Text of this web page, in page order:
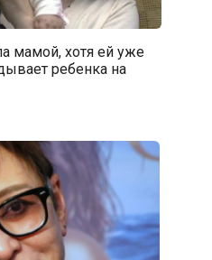
мамой, хотя ей уже
ребенка на